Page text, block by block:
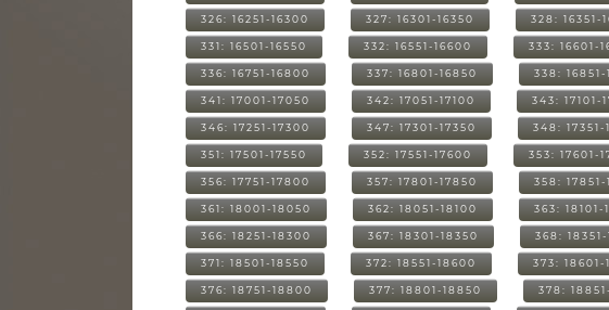
326: 16251-16300 327: 16301-16350 328: 16351-
331: 16501-16550 332: 16551-16600 333: 16601-
336: 16751-16800 337: 16801-16850 338: 16851-
341: 17001-17050 342: 17051-17100 343: 17101-
346: 17251-17300 347: 17301-17350 348: 17351-
351: 17501-17550 352: 17551-17600 353: 17601-
356: 17751-17800 357: 17801-17850 358: 17851-
361: 18001-18050 362: 18051-18100 363: 18101-
366: 18251-18300 367: 18301-18350 368:
371: 18501-18550 372: 18551-18600 373: 18601-
376: 18751-18800 377: 18801-18850 378: